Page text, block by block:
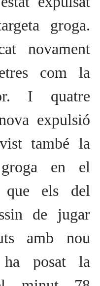
groga.
novament
com la
I quatre
expulsió
també la
groga en el
els del
de jugar
amb nou
ha posat la